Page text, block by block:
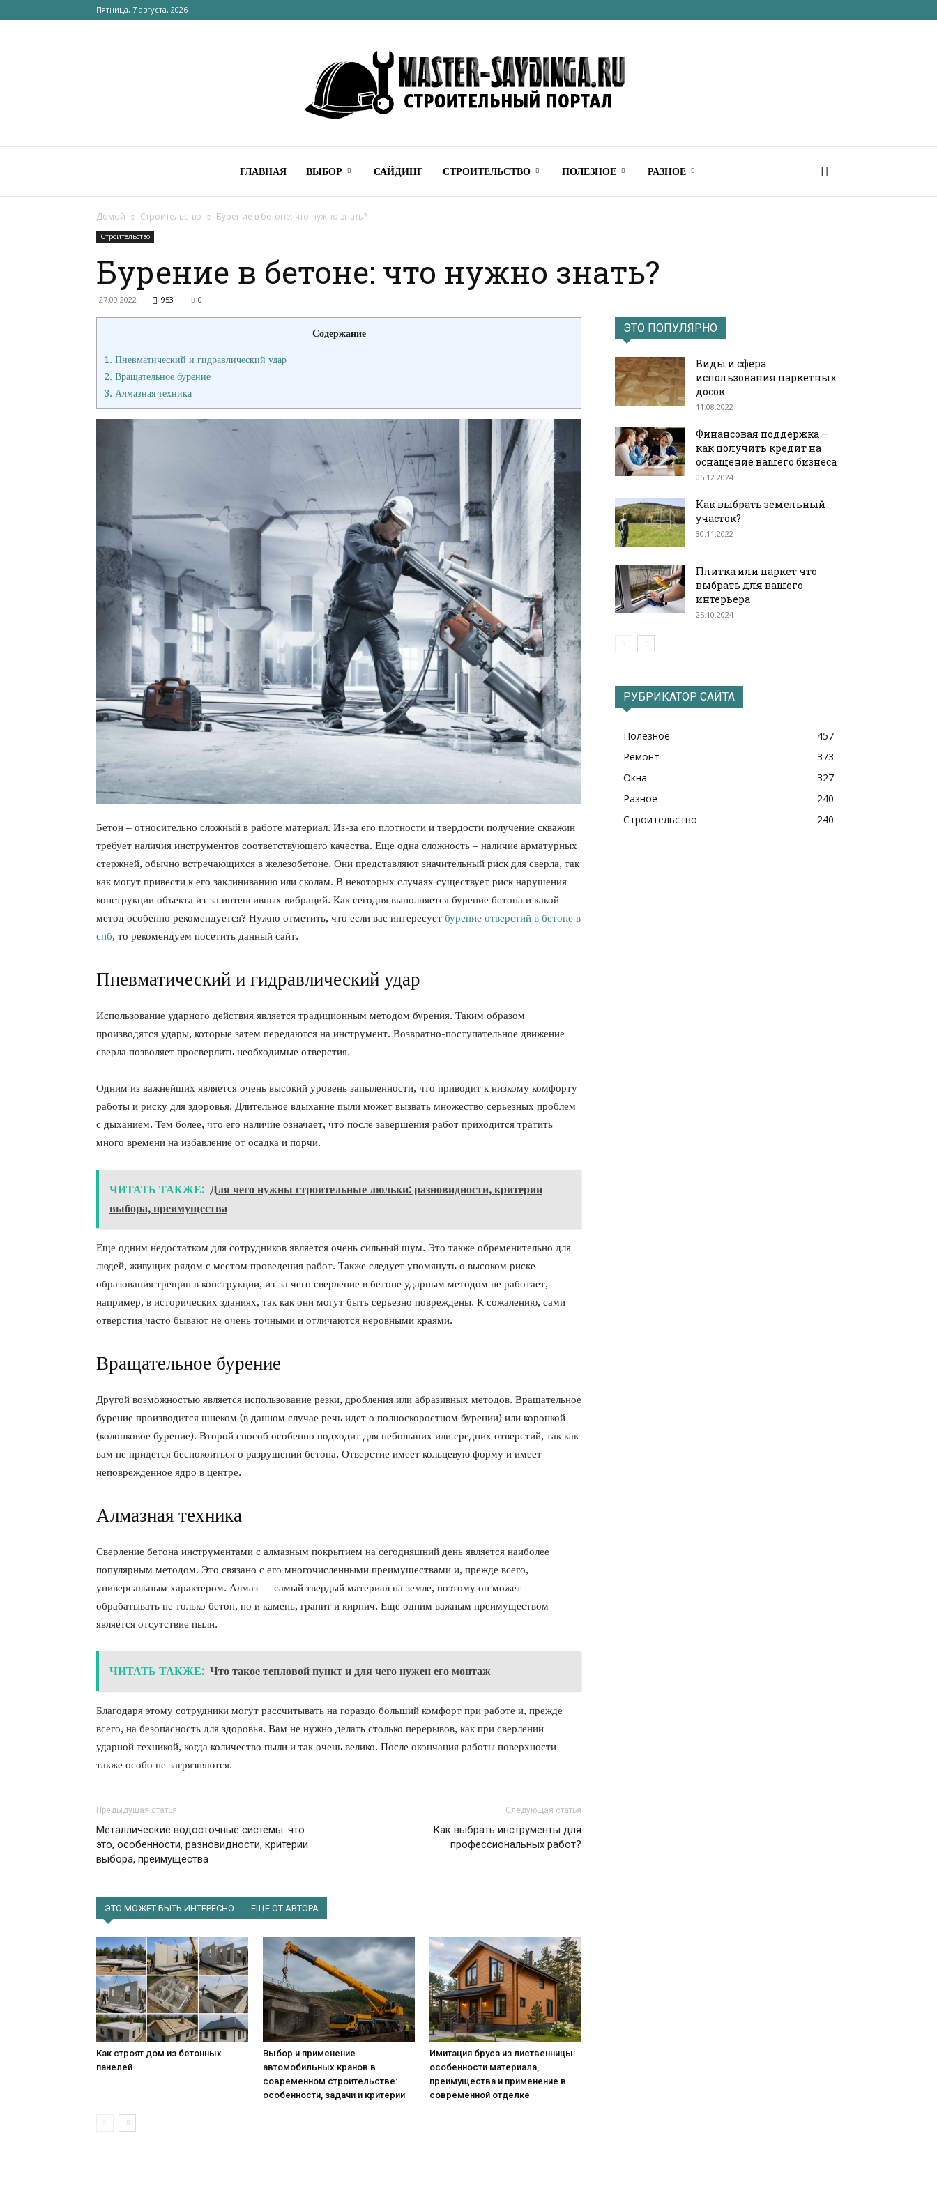
Пятница, 7 августа, 2026
Строительный
ГЛАВНАЯ ВЫБОР САЙДИНГ СТРОИТЕЛЬСТВО ПОЛЕЗНОЕ РАЗНОЕ
Домой Строительство Бурение в бетоне: что нужно знать?
Строительство
Бурение в бетоне: что нужно знать?
27.09.2022 953 0
Содержание
1. Пневматический и гидравлический удар
2. Вращательное бурение
3. Алмазная техника
Бетон – относительно сложный в работе материал. Из-за его плотности и твердости получение скважин
требует наличия инструментов соответствующего качества. Еще одна сложность – наличие арматурных
стержней, обычно встречающихся в железобетоне. Они представляют значительный риск для сверла, так
как могут привести к его заклиниванию или сколам. В некоторых случаях существует риск нарушения
конструкции объекта из-за интенсивных вибраций. Как сегодня выполняется бурение бетона и какой
метод особенно рекомендуется? Нужно отметить, что если вас интересует бурение отверстий в бетоне в
спб, то рекомендуем посетить данный сайт.
Пневматический и гидравлический удар
Использование ударного действия является традиционным методом бурения. Таким образом
производятся удары, которые затем передаются на инструмент. Возвратно-поступательное движение
сверла позволяет просверлить необходимые отверстия.
Одним из важнейших является очень высокий уровень запыленности, что приводит к низкому комфорту
работы и риску для здоровья. Длительное вдыхание пыли может вызвать множество серьезных проблем
с дыханием. Тем более, что его наличие означает, что после завершения работ приходится тратить
много времени на избавление от осадка и порчи.
ЧИТАТЬ ТАКЖЕ: Для чего нужны строительные люльки: разновидности, критерии
выбора, преимущества
Еще одним недостатком для сотрудников является очень сильный шум. Это также обременительно для
людей, живущих рядом с местом проведения работ. Также следует упомянуть о высоком риске
образования трещин в конструкции, из-за чего сверление в бетоне ударным методом не работает,
например, в исторических зданиях, так как они могут быть серьезно повреждены. К сожалению, сами
отверстия часто бывают не очень точными и отличаются неровными краями.
Вращательное бурение
Другой возможностью является использование резки, дробления или абразивных методов. Вращательное
бурение производится шнеком (в данном случае речь идет о полноскоростном бурении) или коронкой
(колонковое бурение). Второй способ особенно подходит для небольших или средних отверстий, так как
вам не придется беспокоиться о разрушении бетона. Отверстие имеет кольцевую форму и имеет
неповрежденное ядро ​​в центре.
Алмазная техника
Сверление бетона инструментами с алмазным покрытием на сегодняшний день является наиболее
популярным методом. Это связано с его многочисленными преимуществами и, прежде всего,
универсальным характером. Алмаз — самый твердый материал на земле, поэтому он может
обрабатывать не только бетон, но и камень, гранит и кирпич. Еще одним важным преимуществом
является отсутствие пыли.
ЧИТАТЬ ТАКЖЕ: Что такое тепловой пункт и для чего нужен его монтаж
Благодаря этому сотрудники могут рассчитывать на гораздо больший комфорт при работе и, прежде
всего, на безопасность для здоровья. Вам не нужно делать столько перерывов, как при сверлении
ударной техникой, когда количество пыли и так очень велико. После окончания работы поверхности
также особо не загрязняются.
Предыдущая статья
Металлические водосточные системы: что
это, особенности, разновидности, критерии
выбора, преимущества
Следующая статья
Как выбрать инструменты для
профессиональных работ?
ЭТО МОЖЕТ БЫТЬ ИНТЕРЕСНО ЕЩЕ ОТ АВТОРА
Как строят дом из бетонных
панелей
Выбор и применение
автомобильных кранов в
современном строительстве:
особенности, задачи и критерии
Имитация бруса из лиственницы:
особенности материала,
преимущества и применение в
современной отделке
ЭТО ПОПУЛЯРНО
Виды и сфера
использования паркетных
досок
11.08.2022
Финансовая поддержка —
как получить кредит на
оснащение вашего бизнеса
05.12.2024
Как выбрать земельный
участок?
30.11.2022
Плитка или паркет что
выбрать для вашего
интерьера
25.10.2024
РУБРИКАТОР САЙТА
Полезное
457
Ремонт
373
Окна
327
Разное
240
Строительство
240